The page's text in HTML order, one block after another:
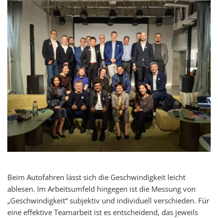
Beim Autofahren lässt sich die Geschwindigkeit leicht
ablesen. Im Arbeitsumfeld hingegen ist die Messung von
„Geschwindigkeit“ subjektiv und individuell verschieden. Für
eine effektive Teamarbeit ist es entscheidend, das jeweils